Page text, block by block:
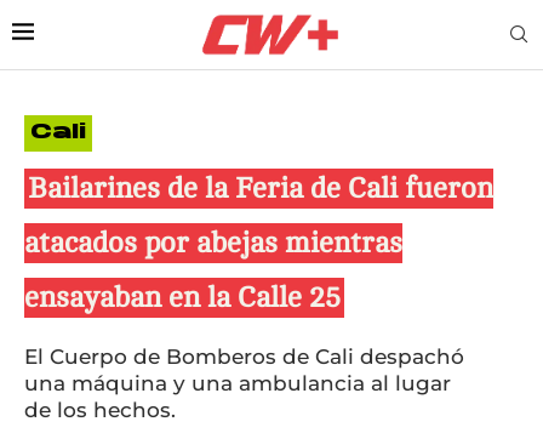
Cali
Bailarines de la Feria de Cali fueron
atacados por abejas mientras
ensayaban en la Calle 25
El Cuerpo de Bomberos de Cali despachó
una máquina y una ambulancia al lugar
de los hechos.